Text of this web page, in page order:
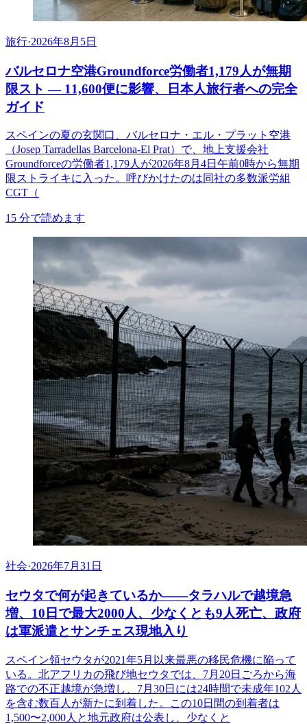
旅行·2026年8月5日
バルセロナ空港Groundforce労働者1,179人が無期
限スト ― 11,600便に影響、日本人旅行者への完全
ガイド
スペインの夏の玄関口、バルセロナ・エル・プラット空港
（Josep Tarradellas Barcelona-El Prat）で、地上支援会社
Groundforceの労働者1,179人が2026年8月4日午前0時から無期
限ストライキに入った。呼びかけたのは同社の多数派労組
CGT（
15 分で読めます
社会·2026年7月31日
セウタで何が起きているか——タラハルで越境急
増、10日で最大2000人、少なくとも9人死亡、政府
は軍派遣とサンチェス現地入り
スペイン領セウタが2021年5月以来最悪の移民危機に陥って
いる。北アフリカの飛び地セウタでは、7月20日ごろから海
路での不正越境が急増し、7月30日には24時間で未成年102人
を含む数百人が新たに到着した。この10日間の到着者は
1,500〜2,000人と地元政府は公表し、少なくと